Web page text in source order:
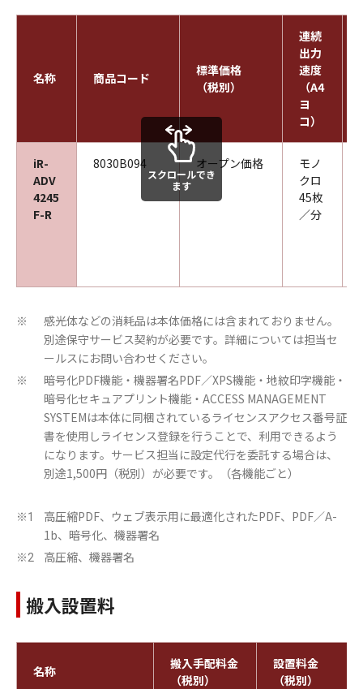
名称 商品コード
標準価格
（税別）
連続
出力
速度
（A4
ヨ
コ）
iR-
ADV
4245
F-R
8030B094 オープン価格
モノ
クロ
45枚
／分
スクロールでき
ます
※
感光体などの消耗品は本体価格には含まれておりません。
別途保守サービス契約が必要です。詳細については担当セ
ールスにお問い合わせください。
※
暗号化PDF機能・機器署名PDF／XPS機能・地紋印字機能・
暗号化セキュアプリント機能・ACCESS MANAGEMENT
SYSTEMは本体に同梱されているライセンスアクセス番号証
書を使用しライセンス登録を行うことで、利用できるよう
になります。サービス担当に設定代行を委託する場合は、
別途1,500円（税別）が必要です。（各機能ごと）
※1
高圧縮PDF、ウェブ表示用に最適化されたPDF、PDF／A-
1b、暗号化、機器署名
※2 高圧縮、機器署名
搬入設置料
名称
搬入手配料金
（税別）
設置料金
（税別）